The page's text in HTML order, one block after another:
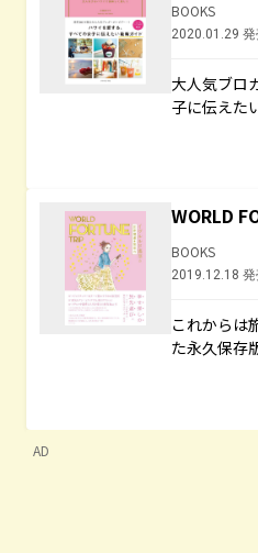
BOOKS
2020.01.29
大人気ブロ
子に伝えた
WORLD
BOOKS
2019.12.18
これからは
た永久保存
AD